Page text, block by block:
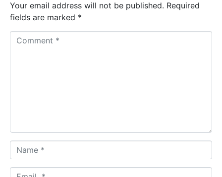
Your email address will not be published. Required
fields are marked *
a
m